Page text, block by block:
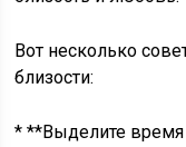
Вот несколько
близости:
* **Выделите время